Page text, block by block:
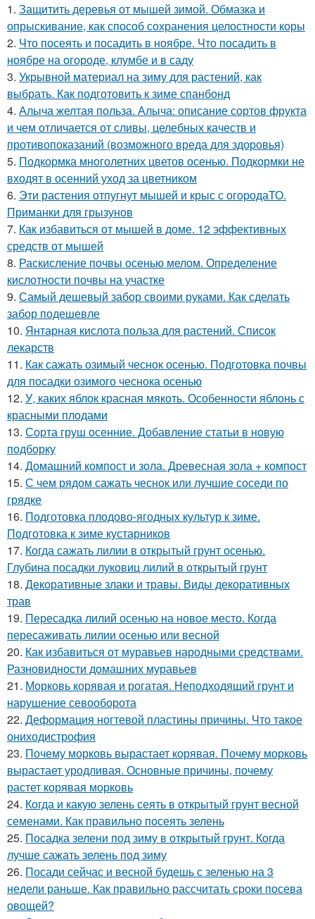
1. Защитить деревья от мышей зимой. Обмазка и
опрыскивание, как способ сохранения целостности коры
2. Что посеять и посадить в ноябре. Что посадить в
ноябре на огороде, клумбе и в саду
3. Укрывной материал на зиму для растений, как
выбрать. Как подготовить к зиме спанбонд
4. Алыча желтая польза. Алыча: описание сортов фрукта
и чем отличается от сливы, целебных качеств и
противопоказаний (возможного вреда для здоровья)
5. Подкормка многолетних цветов осенью. Подкормки не
входят в осенний уход за цветником
6. Эти растения отпугнут мышей и крыс с огородаТО.
Приманки для грызунов
7. Как избавиться от мышей в доме. 12 эффективных
средств от мышей
8. Раскисление почвы осенью мелом. Определение
кислотности почвы на участке
9. Самый дешевый забор своими руками. Как сделать
забор подешевле
10. Янтарная кислота польза для растений. Список
лекарств
11. Как сажать озимый чеснок осенью. Подготовка почвы
для посадки озимого чеснока осенью
12. У, каких яблок красная мякоть. Особенности яблонь с
красными плодами
13. Сорта груш осенние. Добавление статьи в новую
подборку
14. Домашний компост и зола. Древесная зола + компост
15. С чем рядом сажать чеснок или лучшие соседи по
грядке
16. Подготовка плодово-ягодных культур к зиме.
Подготовка к зиме кустарников
17. Когда сажать лилии в открытый грунт осенью.
Глубина посадки луковиц лилий в открытый грунт
18. Декоративные злаки и травы. Виды декоративных
трав
19. Пересадка лилий осенью на новое место. Когда
пересаживать лилии осенью или весной
20. Как избавиться от муравьев народными средствами.
Разновидности домашних муравьев
21. Морковь корявая и рогатая. Неподходящий грунт и
нарушение севооборота
22. Деформация ногтевой пластины причины. Что такое
ониходистрофия
23. Почему морковь вырастает корявая. Почему морковь
вырастает уродливая. Основные причины, почему
растет корявая морковь
24. Когда и какую зелень сеять в открытый грунт весной
семенами. Как правильно посеять зелень
25. Посадка зелени под зиму в открытый грунт. Когда
лучше сажать зелень под зиму
26. Посади сейчас и весной будешь с зеленью на 3
недели раньше. Как правильно рассчитать сроки посева
овощей?